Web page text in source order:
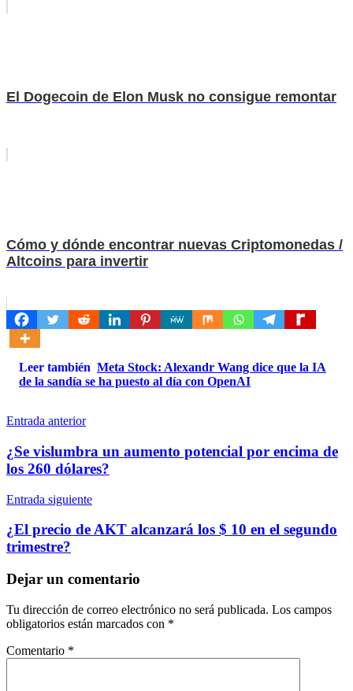
El Dogecoin de Elon Musk no consigue remontar
Cómo y dónde encontrar nuevas Criptomonedas /
Altcoins para invertir
Leer también Meta Stock: Alexandr Wang dice que la IA
de la sandía se ha puesto al día con OpenAI
Navegación
de
entradas
Entrada anterior
¿Se vislumbra un aumento potencial por encima de
los 260 dólares?
Entrada siguiente
¿El precio de AKT alcanzará los $ 10 en el segundo
trimestre?
Dejar un comentario
Tu dirección de correo electrónico no será publicada. Los campos
obligatorios están marcados con *
Comentario *